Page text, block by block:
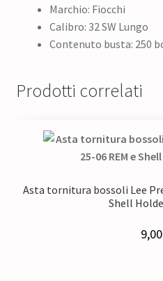
Marchio: Fiocchi
Calibro: 32 SW Lungo
Contenuto busta: 250
Prodotti correlati
Asta tornitura bossoli Lee
Shell
9,00